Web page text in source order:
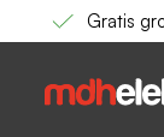
Gratis